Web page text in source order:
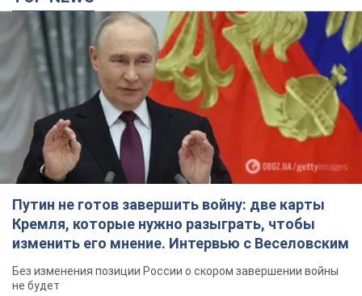
Путин не готов завершить войну: две карты
Кремля, которые нужно разыграть, чтобы
изменить его мнение. Интервью с Веселовским
Без изменения позиции России о скором завершении войны
не будет